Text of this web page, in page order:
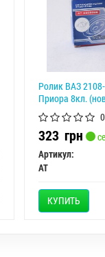
Ролик ВАЗ
Приора 8кл.
323 грн
Артикул:
AT
КУПИТЬ